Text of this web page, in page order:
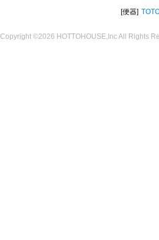
便器
Copyright ©2026 HOTTOHOUSE,Inc All Rights